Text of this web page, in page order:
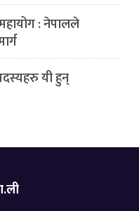
: नेपालले
यी हुन्